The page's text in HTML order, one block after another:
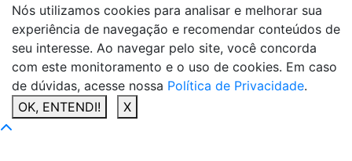
Nós utilizamos cookies para analisar e melhorar sua
experiência de navegação e recomendar conteúdos de
seu interesse. Ao navegar pelo site, você concorda
com este monitoramento e o uso de cookies. Em caso
de dúvidas, acesse nossa Política de Privacidade.
OK, ENTENDI!
X